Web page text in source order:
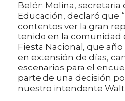
Belén Molina, secretaria
Educación, declaró que
contentos ver la gran
tenido en la comunidad
Fiesta Nacional, que
en extensión de días,
escenarios para el
parte de una decisión
nuestro intendente